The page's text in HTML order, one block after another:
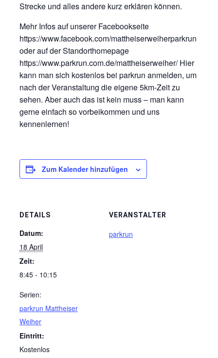
Strecke und alles andere kurz erklären können.
Mehr Infos auf unserer Facebookseite
https://www.facebook.com/mattheiserweiherparkrun
oder auf der Standorthomepage
https://www.parkrun.com.de/mattheiserweiher/ Hier
kann man sich kostenlos bei parkrun anmelden, um
nach der Veranstaltung die eigene 5km-Zeit zu
sehen. Aber auch das ist kein muss – man kann
gerne einfach so vorbeikommen und uns
kennenlernen!
Zum Kalender hinzufügen
DETAILS
Datum:
18 April
Zeit:
8:45 - 10:15
Serien:
parkrun Mattheiser
Weiher
Eintritt:
Kostenlos
VERANSTALTER
parkrun